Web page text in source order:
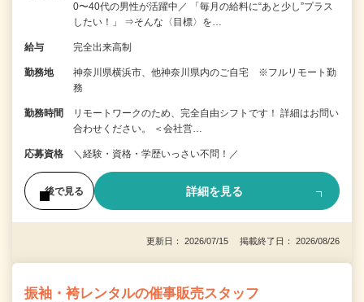
0〜40代の男性が活躍中／ 「毎月の給料に“あと少し”プラス
したい！」 ⇒そんな〈目標〉を…
給与 完全出来高制
勤務地
神奈川県横浜市、他神奈川県内のご自宅 ※フルリモート勤
務
勤務時間
リモートワークのため、完全自由シフトです！ 詳細はお問い
合わせください。 ＜会社営…
応募資格 ＼経験・資格・学歴いっさい不問！／
後で見る 詳細を見る
更新日： 2026/07/15 掲載終了日： 2026/08/26
振袖・袴レンタルの催事販売スタッフ